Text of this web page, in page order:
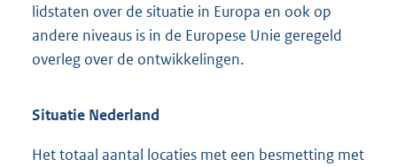
lidstaten over de situatie in Europa en ook op
andere niveaus is in de Europese Unie geregeld
overleg over de ontwikkelingen.
Situatie Nederland
Het totaal aantal locaties met een besmetting met